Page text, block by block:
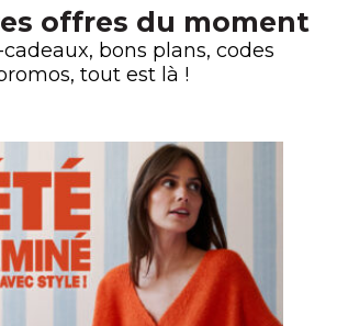
offres du moment
bons plans, codes
tout est là !